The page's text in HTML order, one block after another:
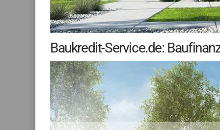
Baukredit-Service.de: